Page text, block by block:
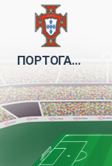
ΠΟΡΤΟΓΑΛΊΑ